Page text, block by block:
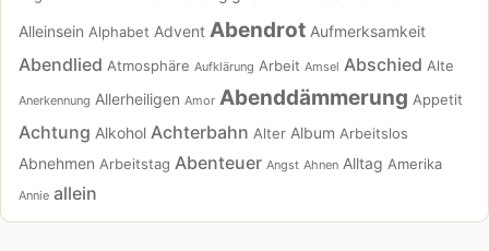
Alleinsein Alphabet Advent Abendrot Aufmerksamkeit
Abendlied Atmosphäre Aufklärung Arbeit Amsel Abschied Alte
Anerkennung Allerheiligen Amor Abenddämmerung Appetit
Achtung Alkohol Achterbahn Alter Album Arbeitslos
Abnehmen Arbeitstag Abenteuer Angst Ahnen Alltag Amerika
Annie allein